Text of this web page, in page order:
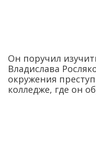
Он поручил
Владислава
окружения
колледже, где он